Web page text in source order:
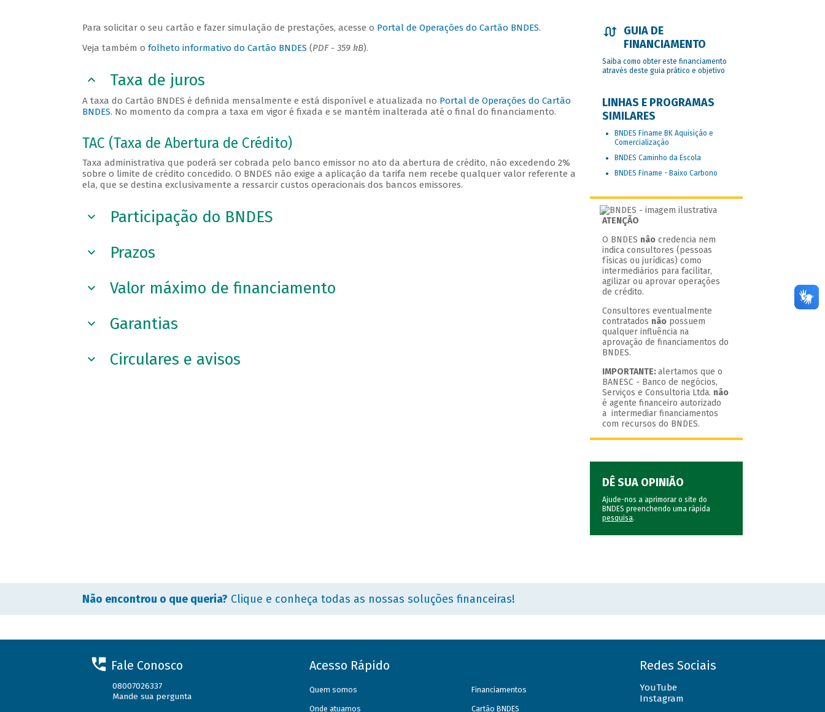
Para solicitar o seu cartão e fazer simulação de prestações, acesse o Portal de Operações do Cartão BNDES.
Veja também ofolheto informativo do Cartão BNDES (PDF - 359 kB).
Taxa de juros
A taxa do Cartão BNDES é definida mensalmente e está disponível e atualizada no Portal de Operações do Cartão
BNDES. No momento da compra a taxa em vigor é fixada e se mantém inalterada até o final do financiamento.
TAC (Taxa de Abertura de Crédito)
Taxa administrativa que poderá ser cobrada pelo banco emissor no ato da abertura de crédito, não excedendo 2%
sobre o limite de crédito concedido. O BNDES não exige a aplicação da tarifa nem recebe qualquer valor referente a
ela, que se destina exclusivamente a ressarcir custos operacionais dos bancos emissores.
Participação do BNDES
Prazos
Valor máximo de financiamento
Garantias
Circulares e avisos
GUIA DE
FINANCIAMENTO
Saiba como obter este financiamento
através deste guia prático e objetivo
LINHAS E PROGRAMAS
SIMILARES
BNDES Finame BK Aquisição e
Comercialização
BNDES Caminho da Escola
BNDES Finame - Baixo Carbono
ATENÇÃO
O BNDES não credencia nem
indica consultores (pessoas
físicas ou jurídicas) como
intermediários para facilitar,
agilizar ou aprovar operações
de crédito.
Consultores eventualmente
contratados não possuem
qualquer influência na
aprovação de financiamentos do
BNDES.
IMPORTANTE:alertamos que o
BANESC - Banco de negócios,
Serviços e Consultoria Ltda. não
é agente financeiro autorizado
a intermediar financiamentos
com recursos do BNDES.
DÊ SUA OPINIÃO
Ajude-nos a aprimorar o site do
BNDES preenchendo uma rápida
pesquisa.
Não encontrou o que queria? Clique e conheça todas as nossas soluções financeiras!
Fale Conosco
08007026337
Mande sua pergunta
Acesso Rápido
Quem somos
Onde atuamos
Financiamentos
Cartão BNDES
Redes Sociais
YouTube
Instagram